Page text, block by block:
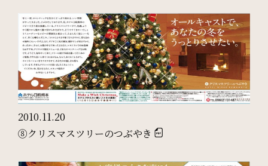
SDGs
SDGsへの取り組み
Recruit
採用情報
Contact
お問い合わせ
2010.11.20
⑧クリスマスツリーのつぶやき